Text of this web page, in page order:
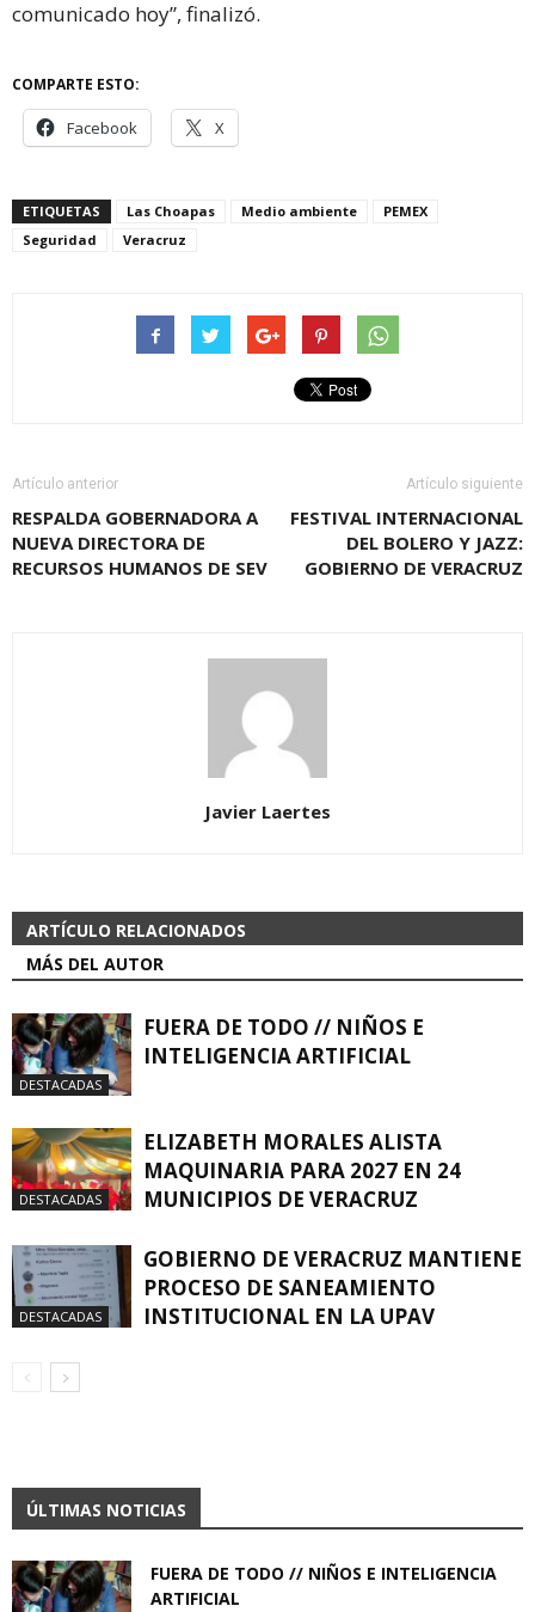
comunicado hoy”, finalizó.
COMPARTE ESTO:
Facebook X
ETIQUETAS Las Choapas Medio ambiente
PEMEX
Seguridad
Veracruz
Artículo anterior
RESPALDA GOBERNADORA A
NUEVA DIRECTORA DE
RECURSOS HUMANOS DE SEV
Artículo siguiente
FESTIVAL INTERNACIONAL
DEL BOLERO Y JAZZ:
GOBIERNO DE VERACRUZ
Javier Laertes
ARTÍCULO RELACIONADOS
MÁS DEL AUTOR
DESTACADAS
FUERA DE TODO // NIÑOS E
INTELIGENCIA ARTIFICIAL
DESTACADAS
ELIZABETH MORALES ALISTA
MAQUINARIA PARA 2027 EN 24
MUNICIPIOS DE VERACRUZ
DESTACADAS
GOBIERNO DE VERACRUZ MANTIENE
PROCESO DE SANEAMIENTO
INSTITUCIONAL EN LA UPAV
ÚLTIMAS NOTICIAS
FUERA DE TODO // NIÑOS E INTELIGENCIA
ARTIFICIAL